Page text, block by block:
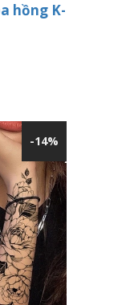
hồng K-
-14%